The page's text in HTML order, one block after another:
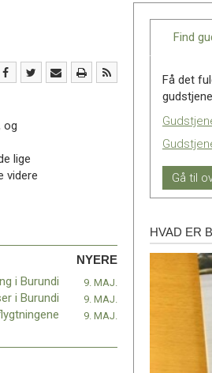
feed
og
lige
videre
NYERE
i Burundi 9. MAJ.
i Burundi 9. MAJ.
9. MAJ.
Find
Få det
Gå til
Hvad
er
baptister?
HVAD ER